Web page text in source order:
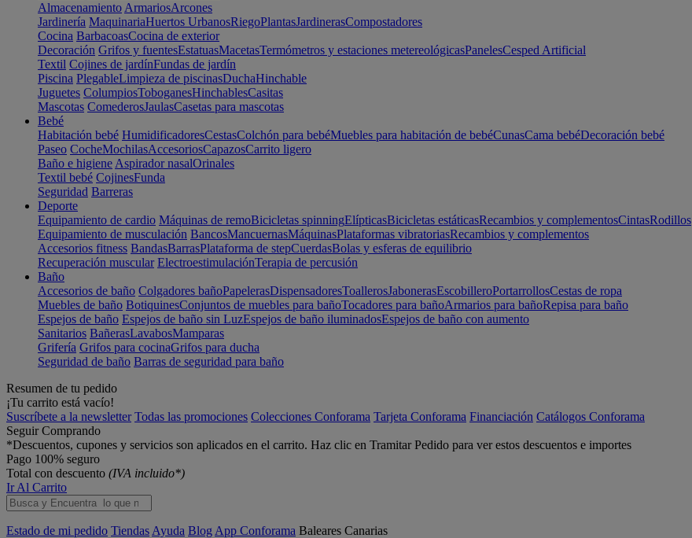
Almacenamiento ArmariosArcones
Jardinería MaquinariaHuertos UrbanosRiegoPlantasJardinerasCompostadores
Cocina BarbacoasCocina de exterior
Decoración Grifos y fuentesEstatuasMacetasTermómetros y estaciones metereológicasPanelesCesped Artificial
Textil Cojines de jardínFundas de jardín
Piscina PlegableLimpieza de piscinasDuchaHinchable
Juguetes ColumpiosToboganesHinchablesCasitas
Mascotas ComederosJaulasCasetas para mascotas
Bebé
Habitación bebé HumidificadoresCestasColchón para bebéMuebles para habitación de bebéCunasCama bebéDecoración bebé
Paseo CocheMochilasAccesoriosCapazosCarrito ligero
Baño e higiene Aspirador nasalOrinales
Textil bebé CojinesFunda
Seguridad Barreras
Deporte
Equipamiento de cardio Máquinas de remoBicicletas spinningElípticasBicicletas estáticasRecambios y complementosCintasRodillos
Equipamiento de musculación BancosMancuernasMáquinasPlataformas vibratoriasRecambios y complementos
Accesorios fitness BandasBarrasPlataforma de stepCuerdasBolas y esferas de equilibrio
Recuperación muscular ElectroestimulaciónTerapia de percusión
Baño
Accesorios de baño Colgadores bañoPapelerasDispensadoresToallerosJabonerasEscobilleroPortarrollosCestas de ropa
Muebles de baño BotiquinesConjuntos de muebles para bañoTocadores para bañoArmarios para bañoRepisa para baño
Espejos de baño Espejos de baño sin LuzEspejos de baño iluminadosEspejos de baño con aumento
Sanitarios BañerasLavabosMamparas
Grifería Grifos para cocinaGrifos para ducha
Seguridad de baño Barras de seguridad para baño
Resumen de tu pedido
¡Tu carrito está vacío!
Suscríbete a la newsletter Todas las promociones Colecciones Conforama Tarjeta Conforama Financiación Catálogos Conforama
Seguir Comprando
*Descuentos, cupones y servicios son aplicados en el carrito. Haz clic en Tramitar Pedido para ver estos descuentos e importes
Pago 100% seguro
Total con descuento (IVA incluido*)
Ir Al Carrito
Estado de mi pedido Tiendas Ayuda Blog App Conforama Baleares Canarias